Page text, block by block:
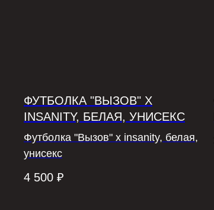
ФУТБОЛКА "ВЫЗОВ" X
INSANITY, БЕЛАЯ, УНИСЕКС
Футболка "Вызов" x insanity, белая,
унисекс
4 500 ₽